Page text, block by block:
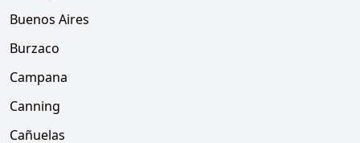
Buenos Aires
Burzaco
Campana
Canning
Cañuelas